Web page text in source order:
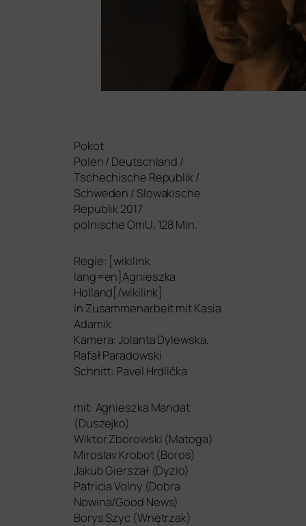
Pokot
Polen / Deutschland /
Tschechische Republik /
Schweden / Slowakische
Republik 2017
pol­ni­sche OmU, 128 Min.
Regie: [wiki­link
lang=en]Agnieszka
Holland[/wikilink]
in Zusammenarbeit mit Kasia
Adamik
Kamera: Jolanta Dylewska,
Rafał Paradowski
Schnitt: Pavel Hrdlička
mit: Agnieszka Mandat
(Duszejko)
Wiktor Zborowski (Matoga)
Miroslav Krobot (Boros)
Jakub Gierszał (Dyzio)
Patricia Volny (Dobra
Nowina/Good News)
Borys Szyc (Wnętrzak)